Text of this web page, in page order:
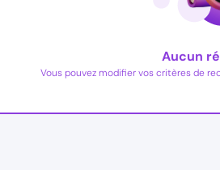
Aucun
Vous pouvez modifier vos critères de